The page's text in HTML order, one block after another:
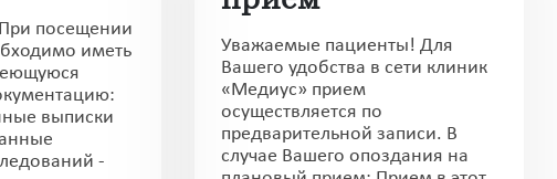
посещении
иметь
выписки
-
Уважаемые пациенты! Для
Вашего удобства в сети клиник
«Медиус» прием
осуществляется по
предварительной записи. В
случае Вашего опоздания на